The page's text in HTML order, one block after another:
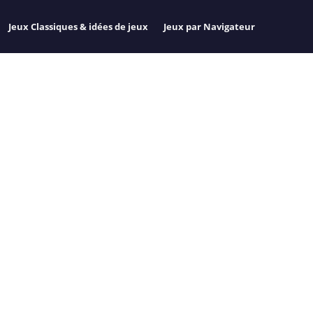
Jeux Classiques & idées de jeux Jeux par Navigateur